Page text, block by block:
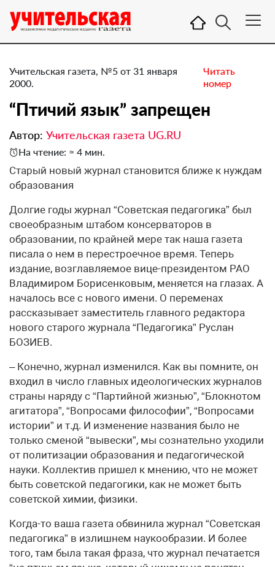
Учительская газета, №5 от 31 января
2000.
Читать
номер
“Птичий язык” запрещен
Автор: Учительская газета UG.RU
На чтение: ≈ 4 мин.
Старый новый журнал становится ближе к нуждам
образования
Долгие годы журнал “Советская педагогика” был
своеобразным штабом консерваторов в
образовании, по крайней мере так наша газета
писала о нем в перестроечное время. Теперь
издание, возглавляемое вице-президентом РАО
Владимиром Борисенковым, меняется на глазах. А
началось все с нового имени. О переменах
рассказывает заместитель главного редактора
нового старого журнала “Педагогика” Руслан
БОЗИЕВ.
– Конечно, журнал изменился. Как вы помните, он
входил в число главных идеологических журналов
страны наряду с “Партийной жизнью”, “Блокнотом
агитатора”, “Вопросами философии”, “Вопросами
истории” и т.д. И изменение названия было не
только сменой “вывески”, мы сознательно уходили
от политизации образования и педагогической
науки. Коллектив пришел к мнению, что не может
быть советской педагогики, как не может быть
советской химии, физики.
Когда-то ваша газета обвинила журнал “Советская
педагогика” в излишнем наукообразии. И более
того, там была такая фраза, что журнал печатается